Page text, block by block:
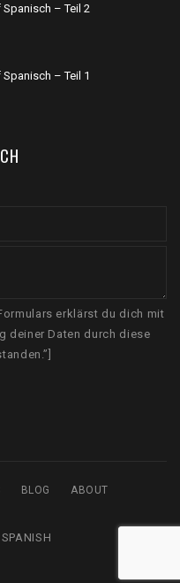
– Teil 2
– Teil 1
erklärst du dich mit
deiner Daten durch diese
BLOG ABOUT